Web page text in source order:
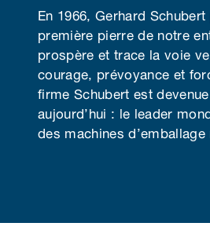
En 1966, Gerhard
première pierre de notre
prospère et trace la voie
courage, prévoyance et
firme Schubert est
aujourd’hui : le leader
des machines